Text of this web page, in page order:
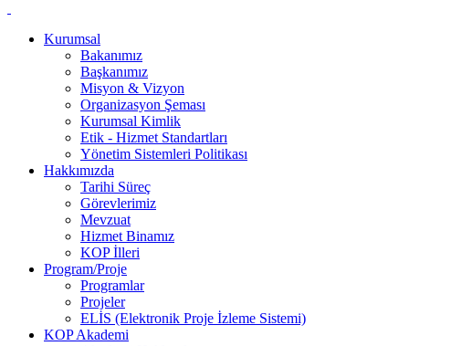
Kurumsal
Bakanımız
Başkanımız
Misyon & Vizyon
Organizasyon Şeması
Kurumsal Kimlik
Etik - Hizmet Standartları
Yönetim Sistemleri Politikası
Hakkımızda
Tarihi Süreç
Görevlerimiz
Mevzuat
Hizmet Binamız
KOP İlleri
Program/Proje
Programlar
Projeler
ELİS (Elektronik Proje İzleme Sistemi)
KOP Akademi